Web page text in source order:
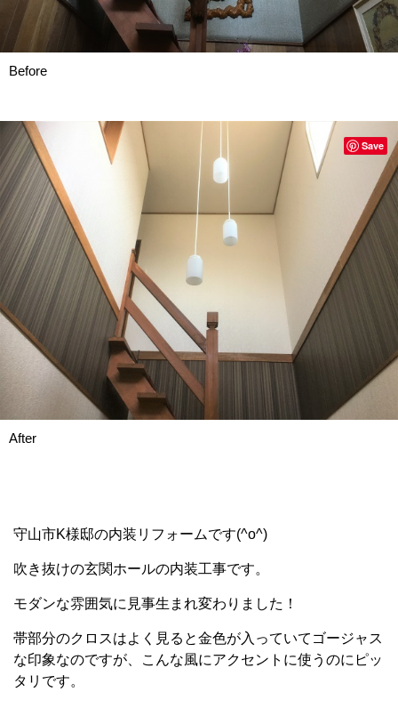
Before
After
Save
守山市K様邸の内装リフォームです(^o^)
吹き抜けの玄関ホールの内装工事です。
モダンな雰囲気に見事生まれ変わりました！
帯部分のクロスはよく見ると金色が入っていてゴージャス
な印象なのですが、こんな風にアクセントに使うのにピッ
タリです。